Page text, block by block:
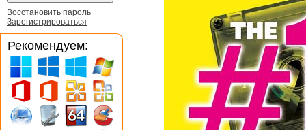
Восстановить пароль
Зарегистрироваться
Рекомендуем: